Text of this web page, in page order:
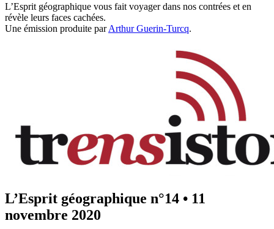
L’Esprit géographique vous fait voyager dans nos contrées et en
révèle leurs faces cachées.
Une émission produite parArthur Guerin-Turcq.
L’Esprit géographique n°14 • 11
novembre 2020